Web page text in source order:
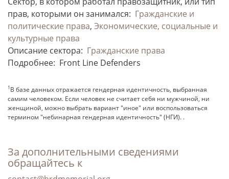
прав, которыми он занимался: Гражданские и
политические права, Экономические, социальные и
культурные права
Описание сектора: Гражданские права
Подробнее: Front Line Defenders
1В базе данных отражается гендерная идентичность, выбранная
самим человеком. Если человек не считает себя ни мужчиной, ни
женщиной, можно выбрать вариант "иное" или воспользоваться
термином "небинарная гендерная идентичность" (НГИ). .
За дополнительными сведениями
обращайтесь к